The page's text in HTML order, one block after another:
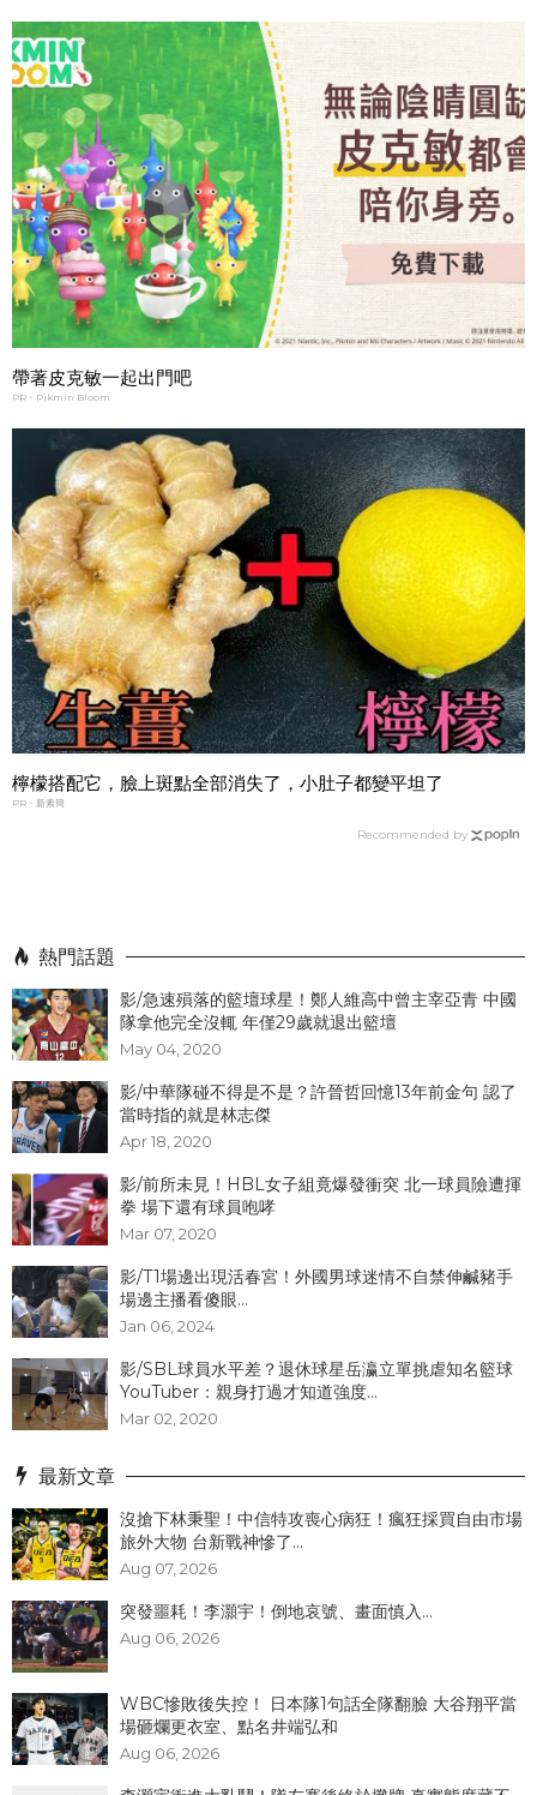
帶著皮克敏一起出門吧
PR・Pikmin Bloom
檸檬搭配它，臉上斑點全部消失了，小肚子都變平坦了
PR・新素簡
Recommended by
熱門話題
影/急速殞落的籃壇球星！鄭人維高中曾主宰亞青 中國
隊拿他完全沒輒 年僅29歲就退出籃壇
May 04, 2020
影/中華隊碰不得是不是？許晉哲回憶13年前金句 認了
當時指的就是林志傑
Apr 18, 2020
影/前所未見！HBL女子組竟爆發衝突 北一球員險遭揮
拳 場下還有球員咆哮
Mar 07, 2020
影/T1場邊出現活春宮！外國男球迷情不自禁伸鹹豬手
場邊主播看傻眼...
Jan 06, 2024
影/SBL球員水平差？退休球星岳瀛立單挑虐知名籃球
YouTuber：親身打過才知道強度...
Mar 02, 2020
最新文章
沒搶下林秉聖！中信特攻喪心病狂！瘋狂採買自由市場
旅外大物 台新戰神慘了...
Aug 07, 2026
突發噩耗！李灝宇！倒地哀號、畫面慎入...
Aug 06, 2026
WBC慘敗後失控！ 日本隊1句話全隊翻臉 大谷翔平當
場砸爛更衣室、點名井端弘和
Aug 06, 2026